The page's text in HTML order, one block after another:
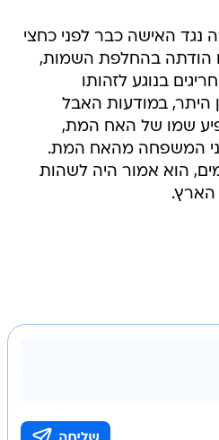
האישה כבר לפני כחצי
הודתה בהחלפת השמות,
בנוגע לזהותו
היתר, במודעות האבל
שמו של האח המת,
המשפחה מהאח המת.
הוא אמור היה לשהות
הארץ.